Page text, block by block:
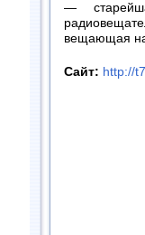
—
вещающая
Сайт: http://